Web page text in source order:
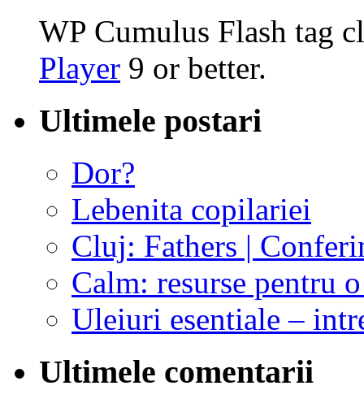
WP Cumulus Flash tag
Player 9 or better.
Ultimele postari
Dor?
Lebenita copilariei
Cluj: Fathers |
Calm: resurse pentru
Uleiuri esentiale –
Ultimele comentarii